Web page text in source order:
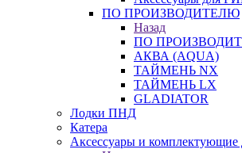
ПО ПРОИЗВОДИТЕЛЮ
Назад
ПО
АКВА (AQUA)
ТАЙМЕНЬ NX
ТАЙМЕНЬ LX
GLADIATOR
Лодки ПНД
Катера
Аксессуары и комплектующие